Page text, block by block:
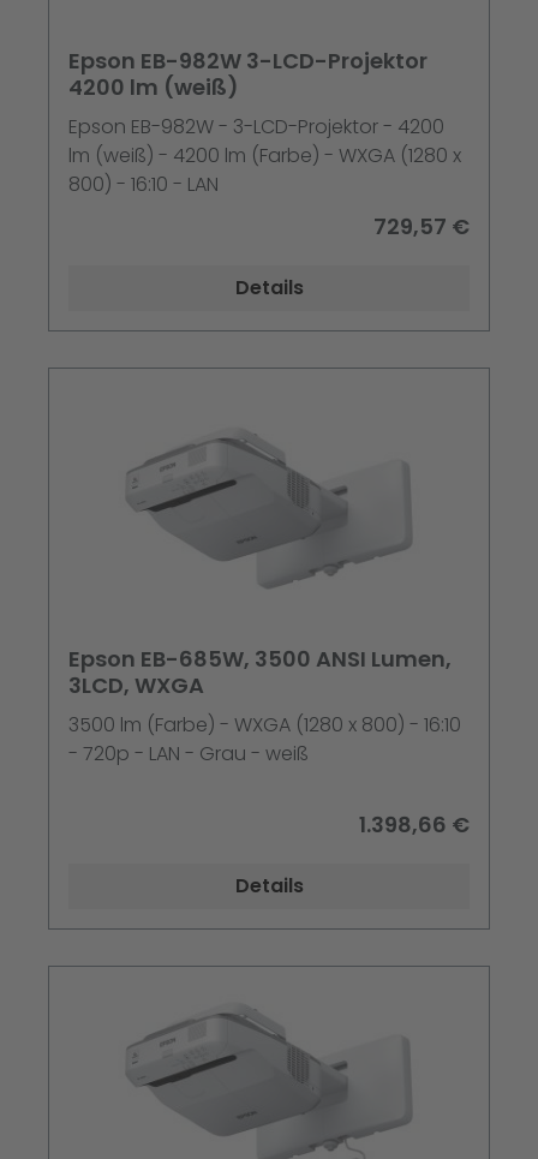
Epson EB-982W 3-LCD-Projektor
4200 lm (weiß)
Epson EB-982W - 3-LCD-Projektor - 4200
lm (weiß) - 4200 lm (Farbe) - WXGA (1280 x
800) - 16:10 - LAN
729,57 €
Details
Epson EB-685W, 3500 ANSI Lumen,
3LCD, WXGA
3500 lm (Farbe) - WXGA (1280 x 800) - 16:10
- 720p - LAN - Grau - weiß
1.398,66 €
Details